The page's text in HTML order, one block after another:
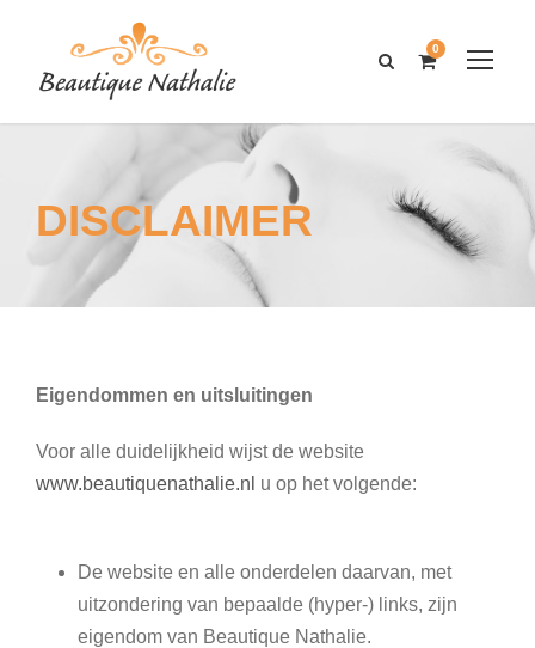
0
DISCLAIMER
Eigendommen en uitsluitingen
Voor alle duidelijkheid wijst de website
www.beautiquenathalie.nl u op het volgende:
De website en alle onderdelen daarvan, met
uitzondering van bepaalde (hyper-) links, zijn
eigendom van Beautique Nathalie.